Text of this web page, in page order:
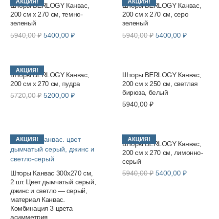
Шторы BERLOGY Канвас,
200 см х 270 см, темно-
зеленый
5940,00₽ Первоначальная
5940,00 ₽.
5400,00 ₽Текущая
Шторы BERLOGY Канвас,
200 см х 270 см, серо
зеленый
5940,00₽ Первоначальная
5400,00 ₽Текущая
АКЦИЯ!
Шторы BERLOGY Канвас,
200 см х 270 см, пудра
5720,00₽ Первоначальная
5200,00 ₽Текущая
Шторы BERLOGY Канвас,
200 см х 250 см, светлая
бирюза, белый
5940,00 ₽
АКЦИЯ!
Шторы Канвас 300х270 см,
2 шт. Цвет дымчатый серый,
джинс и светло — серый,
материал Канвас.
Комбинация 3 цвета
асимметрия
АКЦИЯ!
Шторы BERLOGY Канвас,
200 см х 270 см, лимонно-
серый
5940,00₽ Первоначальная
5400,00 ₽Текущая